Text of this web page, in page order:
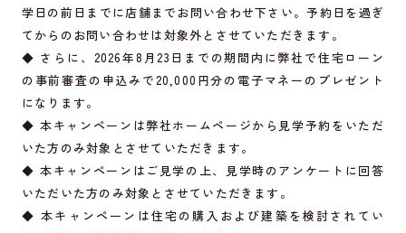
学日の前日までに店舗までお問い合わせ下さい。予約日を過ぎ
てからのお問い合わせは対象外とさせていただきます。
◆ さらに、2026年8月23日までの期間内に弊社で住宅ローン
の事前審査の申込みで20,000円分の電子マネーのプレゼント
になります。
◆ 本キャンペーンは弊社ホームページから見学予約をいただ
いた方のみ対象とさせていただきます。
◆ 本キャンペーンはご見学の上、見学時のアンケートに回答
いただいた方のみ対象とさせていただきます。
◆ 本キャンペーンは住宅の購入および建築を検討されてい